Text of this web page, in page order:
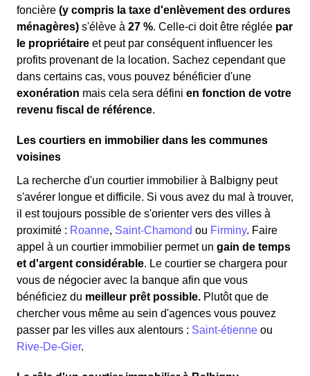
foncière (y compris la taxe d'enlèvement des ordures
ménagères) s'élève à 27 %. Celle-ci doit être réglée par
le propriétaire et peut par conséquent influencer les
profits provenant de la location. Sachez cependant que
dans certains cas, vous pouvez bénéficier d'une
exonération mais cela sera défini en fonction de votre
revenu fiscal de référence.
Les courtiers en immobilier dans les communes
voisines
La recherche d'un courtier immobilier à Balbigny peut
s'avérer longue et difficile. Si vous avez du mal à trouver,
il est toujours possible de s'orienter vers des villes à
proximité : Roanne, Saint-Chamond ou Firminy. Faire
appel à un courtier immobilier permet un gain de temps
et d'argent considérable. Le courtier se chargera pour
vous de négocier avec la banque afin que vous
bénéficiez du meilleur prêt possible. Plutôt que de
chercher vous même au sein d'agences vous pouvez
passer par les villes aux alentours : Saint-étienne ou
Rive-De-Gier.